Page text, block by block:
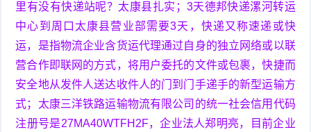
里有没有快递站呢？太康县扎实；3天德邦快递漯河转运
中心到周口太康县营业部需要3天，快递又称速递或快
运，是指物流企业含货运代理通过自身的独立网络或以联
营合作即联网的方式，将用户委托的文件或包裹，快捷而
安全地从发件人送达收件人的门到门手递手的新型运输方
式；太康三洋铁路运输物流有限公司的统一社会信用代码
注册号是27MA40WTFH2F，企业法人郑明亮，目前企业